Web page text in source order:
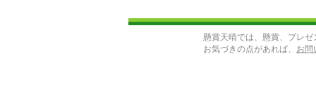
懸賞天晴では、懸賞、プレ
お気づきの点があれば、 お問